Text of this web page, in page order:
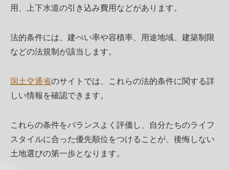
用、上下水道の引き込み費用などがあります。
法的条件には、建ぺい率や容積率、用途地域、建築制限
などの法規制が該当します。
国土交通省のサイトでは、これらの法的条件に関する詳
しい情報を確認できます。
これらの条件をバランスよく評価し、自分たちのライフ
スタイルに合った優先順位をつけることが、後悔しない
土地選びの第一歩となります。